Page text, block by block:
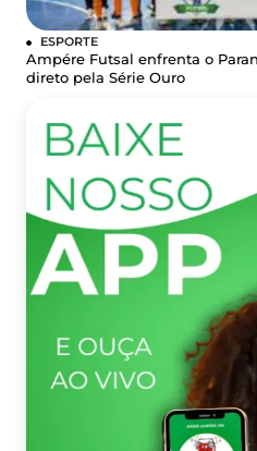
ESPORTE
Ampére Futsal enfrenta o
direto pela Série Ouro